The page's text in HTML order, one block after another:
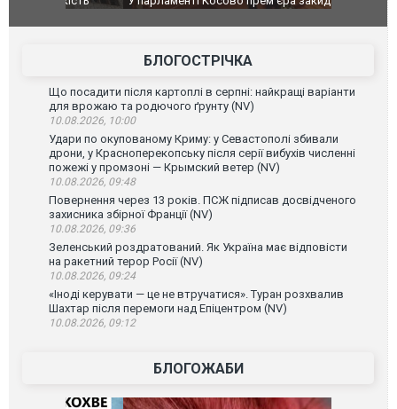
до
зіркового
БЛОГОСТРІЧКА
Що посадити після картоплі в серпні: найкращі варіанти
для врожаю та родючого ґрунту (NV)
10.08.2026, 10:00
Удари по окупованому Криму: у Севастополі збивали
дрони, у Красноперекопську після серії вибухів численні
пожежі у промзоні — Крымский ветер (NV)
10.08.2026, 09:48
Повернення через 13 років. ПСЖ підписав досвідченого
захисника збірної Франції (NV)
10.08.2026, 09:36
Зеленський роздратований. Як Україна має відповісти
на ракетний терор Росії (NV)
10.08.2026, 09:24
«Іноді керувати — це не втручатися». Туран розхвалив
Шахтар після перемоги над Епіцентром (NV)
10.08.2026, 09:12
БЛОГОЖАБИ